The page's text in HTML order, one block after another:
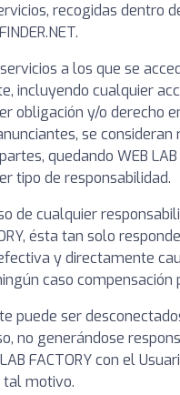
recogidas dentro
a los que se
incluyendo cualquier
obligación y/o derecho
se consideran
quedando WEB LAB
tipo de responsabilidad.
de cualquier
ésta tan solo
y directamente
caso compensación
puede ser
no generándose
FACTORY con el
motivo.